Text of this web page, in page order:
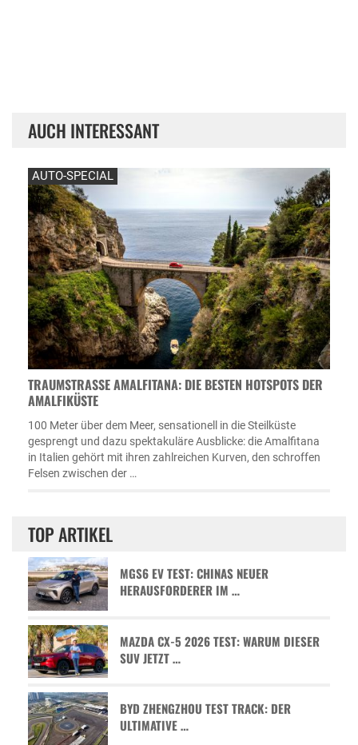
AUCH INTERESSANT
AUTO-SPECIAL
TRAUMSTRASSE AMALFITANA: DIE BESTEN HOTSPOTS DER A
MALFIKÜSTE
100 Meter über dem Meer, sensationell in die Steilküste
gesprengt und dazu spektakuläre Ausblicke: die Amalfitana
in Italien gehört mit ihren zahlreichen Kurven, den schroffen
Felsen zwischen der …
TOP ARTIKEL
MGS6 EV TEST: CHINAS NEUER
HERAUSFORDERER IM …
MAZDA CX-5 2026 TEST: WARUM DIESER
SUV JETZT …
BYD ZHENGZHOU TEST TRACK: DER
ULTIMATIVE …